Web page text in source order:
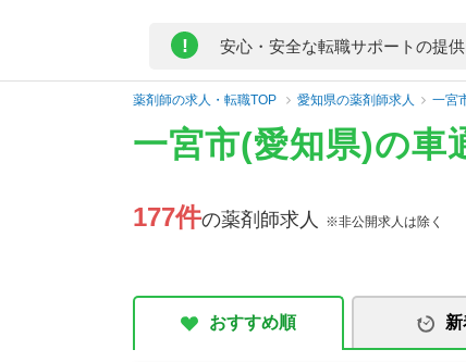
! 安心・安全な転職サポートの提供
薬剤師の求人・転職TOP 愛知県の薬剤師求人 一宮
一宮市(愛知県)の車
177件の薬剤師求人 ※非公開求人は除く
おすすめ順